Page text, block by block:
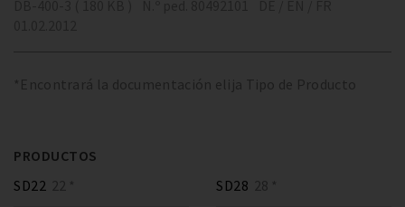
*Encontrará la documentación elija Tipo de Producto
PRODUCTOS
SD22 22 * SD28 28 *